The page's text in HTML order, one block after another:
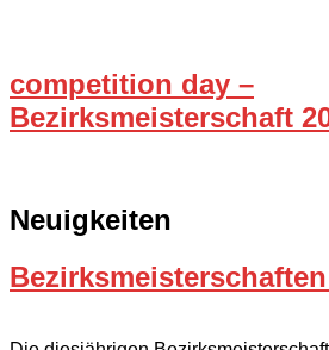
competition day –
Bezirksmeisterschaft
Neuigkeiten